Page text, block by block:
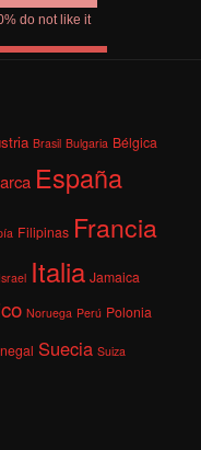
% do not like it
Brasil Bulgaria Bélgica
España
Filipinas Francia
Israel Italia Jamaica
Noruega Perú Polonia
Suecia Suiza